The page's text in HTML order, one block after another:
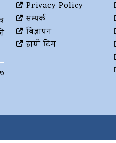
Privacy Policy
सम्पर्क
बिज्ञापन
हाम्रो टिम